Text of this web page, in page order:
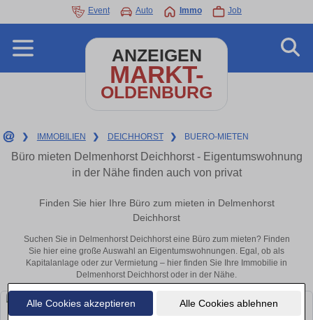
Alle Cookies akzeptieren Alle Cookies ablehnen
Event Auto Immo Job
ANZEIGEN
MARKT-
OLDENBURG
❯ IMMOBILIEN ❯ DEICHHORST ❯ BUERO-MIETEN
Büro mieten Delmenhorst Deichhorst - Eigentumswohnung
in der Nähe finden auch von privat
Finden Sie hier Ihre Büro zum mieten in Delmenhorst
Deichhorst
Suchen Sie in Delmenhorst Deichhorst eine Büro zum mieten? Finden
Sie hier eine große Auswahl an Eigentumswohnungen. Egal, ob als
Kapitalanlage oder zur Vermietung – hier finden Sie Ihre Immobilie in
Delmenhorst Deichhorst oder in der Nähe.